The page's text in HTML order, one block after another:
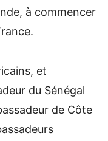
à commencer
et
du Sénégal
de Côte